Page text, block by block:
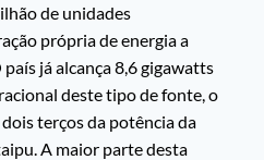
de unidades
própria de energia a
já alcança 8,6 gigawatts
deste tipo de fonte, o
terços da potência da
A maior parte desta